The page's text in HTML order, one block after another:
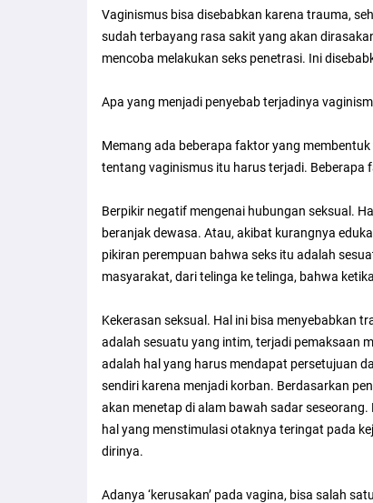
Vaginismus bisa disebabkan karena trauma,
sudah terbayang rasa sakit yang akan
mencoba melakukan seks penetrasi. Ini
Apa yang menjadi penyebab terjadinya
Memang ada beberapa faktor yang
tentang vaginismus itu harus terjadi. Beberapa
Berpikir negatif mengenai hubungan seksual.
beranjak dewasa. Atau, akibat kurangnya
pikiran perempuan bahwa seks itu adalah
masyarakat, dari telinga ke telinga, bahwa
Kekerasan seksual. Hal ini bisa menyebabkan
adalah sesuatu yang intim, terjadi pemaksaan
adalah hal yang harus mendapat persetujuan
sendiri karena menjadi korban. Berdasarkan
akan menetap di alam bawah sadar
hal yang menstimulasi otaknya teringat pada
dirinya.
Adanya ‘kerusakan’ pada vagina, bisa salah